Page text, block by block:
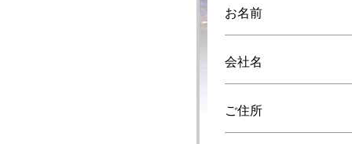
お名前
会社名
ご住所